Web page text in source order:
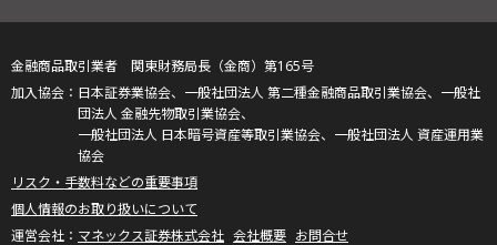
金融商品取引業者 関東財務局長（金商）第165号
日本証券業協会、一般社団法人 第二種金融商品取引業協会、一般社
団法人 金融先物取引業協会、
一般社団法人 日本暗号資産等取引業協会、一般社団法人 資産運用業
協会
リスク・手数料などの重要事項
個人情報のお取り扱いについて
マネックス証券株式会社 会社概要 お問合せ